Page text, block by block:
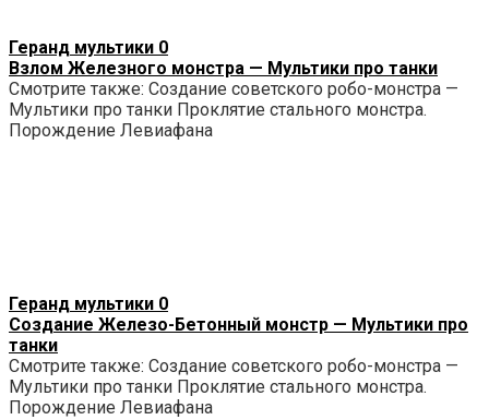
Геранд мультики 0
Взлом Железного монстра — Мультики про танки
Смотрите также: Создание советского робо-монстра —
Мультики про танки Проклятие стального монстра.
Порождение Левиафана
Геранд мультики 0
Создание Железо-Бетонный монстр — Мультики про
танки
Смотрите также: Создание советского робо-монстра —
Мультики про танки Проклятие стального монстра.
Порождение Левиафана